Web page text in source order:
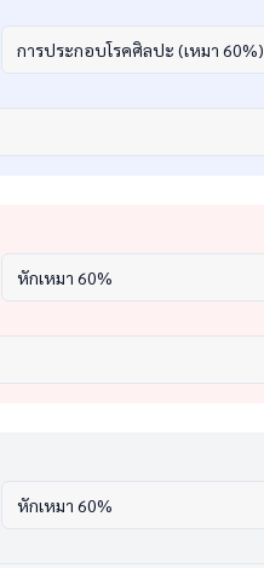
การประกอบโรคศิลปะ (เหมา 60%)
หักเหมา 60%
หักเหมา 60%